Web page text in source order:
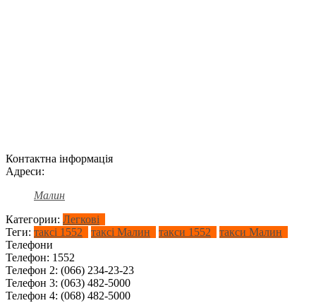
Контактна інформація
Адреси:
Малин
Категории: Легкові
Теги: таксі 1552 таксі Малин такси 1552
такси Малин
Телефони
Телефон: 1552
Телефон 2: (066) 234-23-23
Телефон 3: (063) 482-5000
Телефон 4: (068) 482-5000